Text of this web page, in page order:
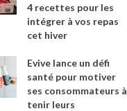
4 recettes pour les
intégrer à vos repas
cet hiver
Evive lance un défi
santé pour motiver
ses consommateurs à
tenir leurs